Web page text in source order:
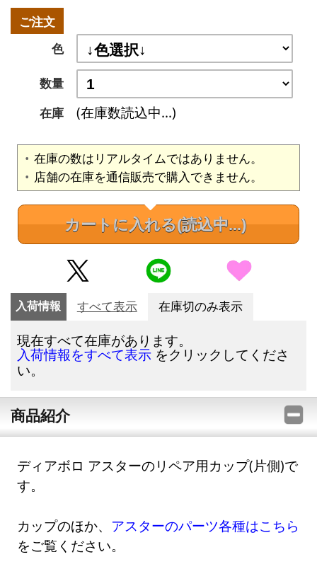
ご注文
色
数量
在庫
(在庫数読込中...)
在庫の数はリアルタイムではありません。
店舗の在庫を通信販売で購入できません。
カートに入れる(読込中...)
入荷情報 すべて表示 在庫切のみ表示
現在すべて在庫があります。
入荷情報をすべて表示 をクリックしてくださ
い。
商品紹介
ディアボロ アスターのリペア用カップ(片側)で
す。
カップのほか、 アスターのパーツ各種はこちら
をご覧ください。